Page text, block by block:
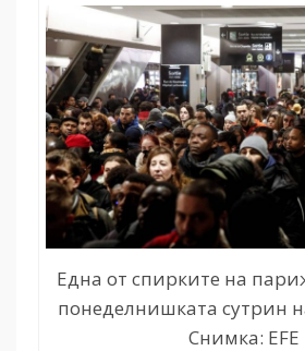
Една от спирките на
понеделнишката сутрин
Снимка: EFE